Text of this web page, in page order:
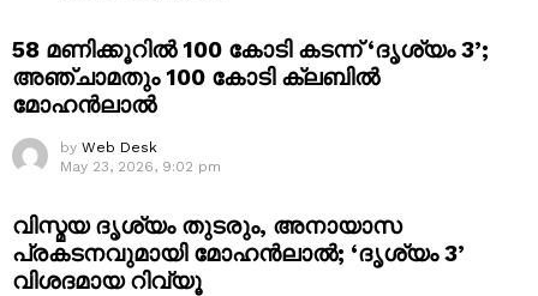
58 മണിക്കൂറിൽ 100 കോടി കടന്ന് ‘ദൃശ്യം 3’;
അഞ്ചാമതും 100 കോടി ക്ലബിൽ
മോഹൻലാൽ
by Web Desk
May 23, 2026, 9:02 pm
വിസ്മയ ദൃശ്യം തുടരും, അനായാസ
പ്രകടനവുമായി മോഹൻലാൽ; ‘ദൃശ്യം 3’
വിശദമായ റിവ്യൂ